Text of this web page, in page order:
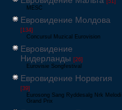
[51]
MESC
Евровидение Молдова
[134]
Concursul Muzical Eurovision
Евровидение
Нидерланды [26]
Eurovisie Songfestival
Евровидение Норвегия
[39]
Eurosong Sang Ryddesalg Nrk Melodi
Grand Prix